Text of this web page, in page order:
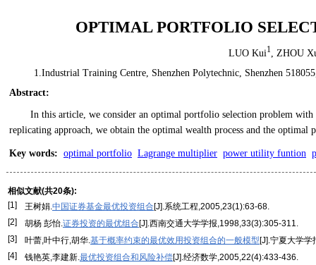
OPTIMAL PORTFOLIO
LUO Kui1, ZHOU
1.Industrial Training Centre, Shenzhen Polytechnic, Shenzhen
Abstract:
In this article, we consider an optimal portfolio selection problem
replicating approach, we obtain the optimal wealth process and the
Key words: optimal portfolio Lagrange multiplier power utility funtion
相似文献(共20条):
[1]
王树娟.中国证券基金最优投资组合[J].系统工程,2005,23(1):63-68.
[2]
胡杨 彭怡.证券投资的最优组合[J].西南交通大学学报,1998,33(3):305-311.
[3]
叶蕾,叶中行,胡华.基于概率约束的最优效用投资组合的一般模型[J].宁夏大学
[4]
钱艳英,李建新.最优投资组合和风险补偿[J].经济数学,2005,22(4):433-436.